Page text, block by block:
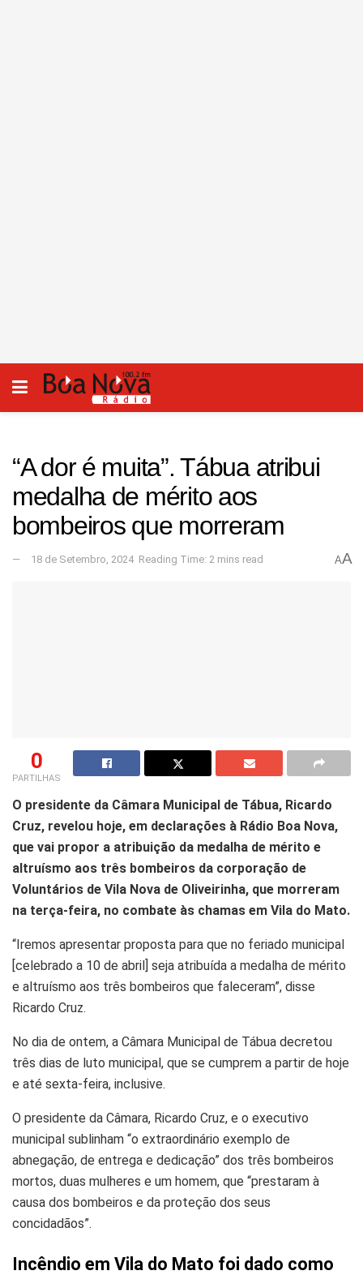
“A dor é muita”. Tábua atribui
medalha de mérito aos
bombeiros que morreram
18 de Setembro, 2024 Reading Time: 2 mins read AA
0
PARTILHAS
O presidente da Câmara Municipal de Tábua, Ricardo
Cruz, revelou hoje, em declarações à Rádio Boa Nova,
que vai propor a atribuição da medalha de mérito e
altruísmo aos três bombeiros da corporação de
Voluntários de Vila Nova de Oliveirinha, que morreram
na terça-feira, no combate às chamas em Vila do Mato.
“Iremos apresentar proposta para que no feriado municipal
[celebrado a 10 de abril] seja atribuída a medalha de mérito
e altruísmo aos três bombeiros que faleceram”, disse
Ricardo Cruz.
No dia de ontem, a Câmara Municipal de Tábua decretou
três dias de luto municipal, que se cumprem a partir de hoje
e até sexta-feira, inclusive.
O presidente da Câmara, Ricardo Cruz, e o executivo
municipal sublinham “o extraordinário exemplo de
abnegação, de entrega e dedicação” dos três bombeiros
mortos, duas mulheres e um homem, que “prestaram à
causa dos bombeiros e da proteção dos seus
concidadãos”.
Incêndio em Vila do Mato foi dado como